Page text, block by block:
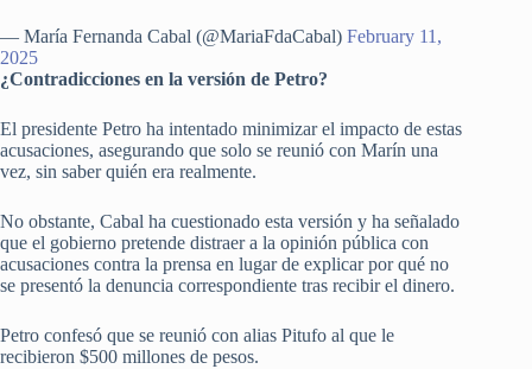
— María Fernanda Cabal (@MariaFdaCabal) February 11,
2025
¿Contradicciones en la versión de Petro?
El presidente Petro ha intentado minimizar el impacto de estas
acusaciones, asegurando que solo se reunió con Marín una
vez, sin saber quién era realmente.
No obstante, Cabal ha cuestionado esta versión y ha señalado
que el gobierno pretende distraer a la opinión pública con
acusaciones contra la prensa en lugar de explicar por qué no
se presentó la denuncia correspondiente tras recibir el dinero.
Petro confesó que se reunió con alias Pitufo al que le
recibieron $500 millones de pesos.